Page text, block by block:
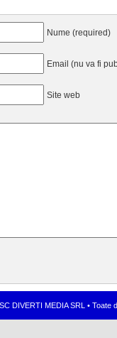
Nume (required)
Email (nu va fi
Site web
DIVERTI MEDIA SRL •